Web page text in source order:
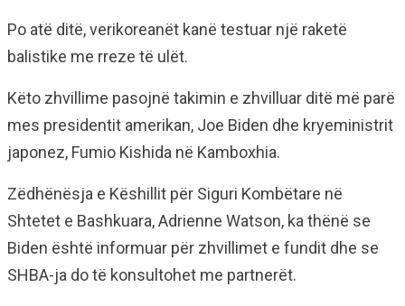
Po atë ditë, verikoreanët kanë testuar një raketë
balistike me rreze të ulët.
Këto zhvillime pasojnë takimin e zhvilluar ditë më parë
mes presidentit amerikan, Joe Biden dhe kryeministrit
japonez, Fumio Kishida në Kamboxhia.
Zëdhënësja e Këshillit për Siguri Kombëtare në
Shtetet e Bashkuara, Adrienne Watson, ka thënë se
Biden është informuar për zhvillimet e fundit dhe se
SHBA-ja do të konsultohet me partnerët.